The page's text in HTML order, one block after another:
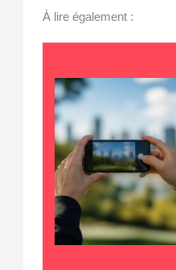
À lire également :